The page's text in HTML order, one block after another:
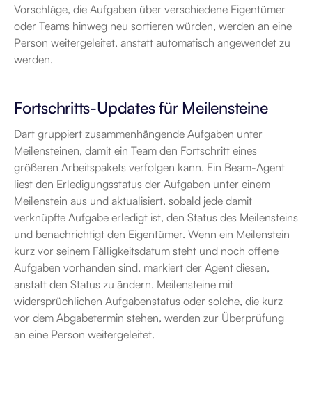
Vorschläge, die Aufgaben über verschiedene Eigentümer
oder Teams hinweg neu sortieren würden, werden an eine
Person weitergeleitet, anstatt automatisch angewendet zu
werden.
Fortschritts-Updates für Meilensteine
Dart gruppiert zusammenhängende Aufgaben unter
Meilensteinen, damit ein Team den Fortschritt eines
größeren Arbeitspakets verfolgen kann. Ein Beam-Agent
liest den Erledigungsstatus der Aufgaben unter einem
Meilenstein aus und aktualisiert, sobald jede damit
verknüpfte Aufgabe erledigt ist, den Status des Meilensteins
und benachrichtigt den Eigentümer. Wenn ein Meilenstein
kurz vor seinem Fälligkeitsdatum steht und noch offene
Aufgaben vorhanden sind, markiert der Agent diesen,
anstatt den Status zu ändern. Meilensteine mit
widersprüchlichen Aufgabenstatus oder solche, die kurz
vor dem Abgabetermin stehen, werden zur Überprüfung
an eine Person weitergeleitet.